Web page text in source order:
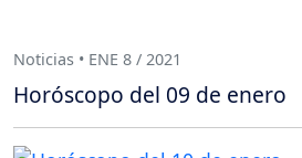
Noticias • ENE 8 / 2021
Horóscopo del 09 de enero